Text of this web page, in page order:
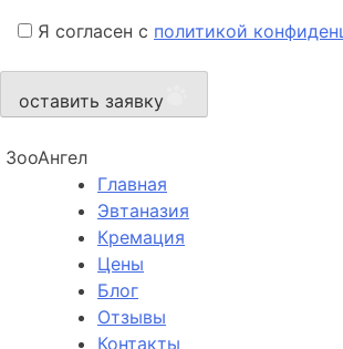
Я согласен с политикой
оставить заявку
ЗооАнгел
Главная
Эвтаназия
Кремация
Цены
Блог
Отзывы
Контакты